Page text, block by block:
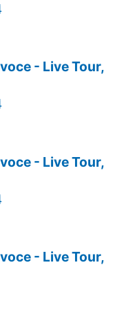
- Live Tour,
- Live Tour,
- Live Tour,